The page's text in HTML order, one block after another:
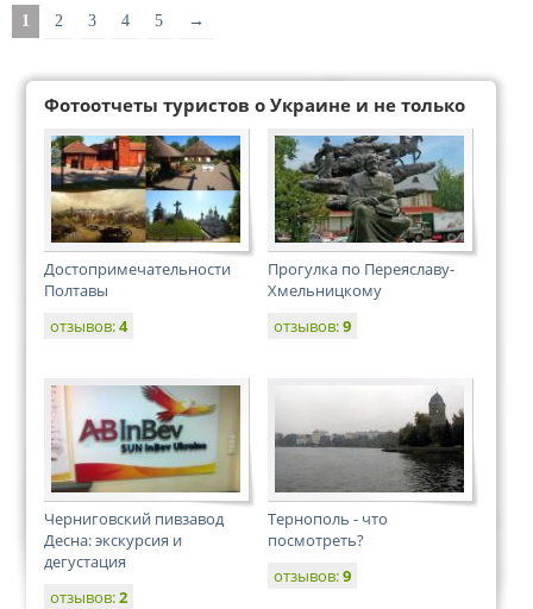
1 2 3 4 5 →
Фотоотчеты туристов о Украине и не только
Достопримечательности
Полтавы
отзывов:4
Прогулка по Переяславу-
Хмельницкому
отзывов:9
Черниговский пивзавод
Десна: экскурсия и
дегустация
отзывов:2
Тернополь - что
посмотреть?
отзывов:9